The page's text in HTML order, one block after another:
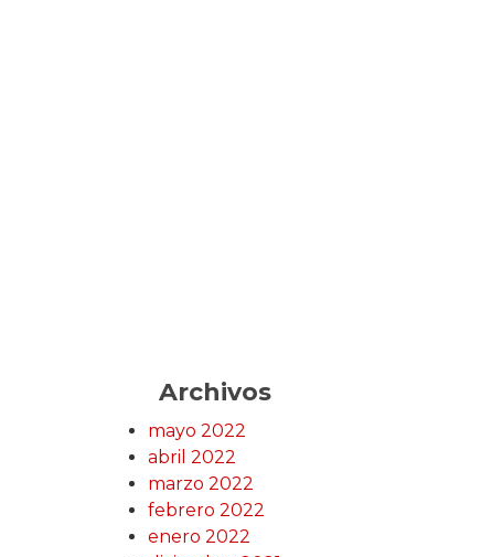
Archivos
mayo 2022
abril 2022
marzo 2022
febrero 2022
enero 2022